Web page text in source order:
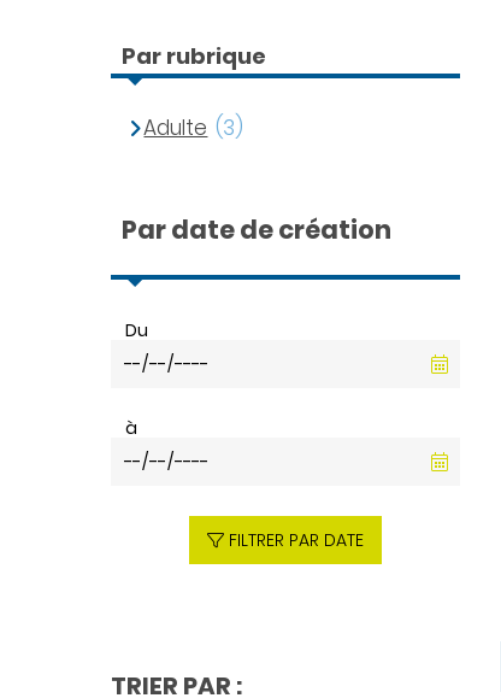
Par rubrique
Adulte (3)
Par date de création
Du
à
FILTRER PAR DATE
TRIER PAR :